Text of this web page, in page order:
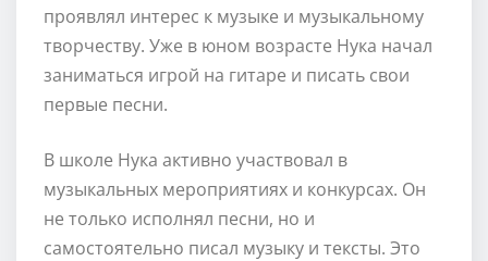
проявлял интерес к музыке и музыкальному
творчеству. Уже в юном возрасте Нука начал
заниматься игрой на гитаре и писать свои
первые песни.
В школе Нука активно участвовал в
музыкальных мероприятиях и конкурсах. Он
не только исполнял песни, но и
самостоятельно писал музыку и тексты. Это